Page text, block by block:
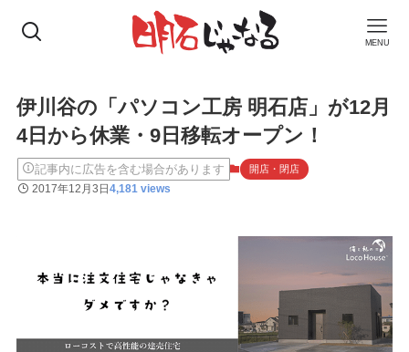
MENU
伊川谷の「パソコン工房 明石店」が12月
4日から休業・9日移転オープン！
記事内に広告を含む場合があります 開店・閉店
2017年12月3日4,181 views